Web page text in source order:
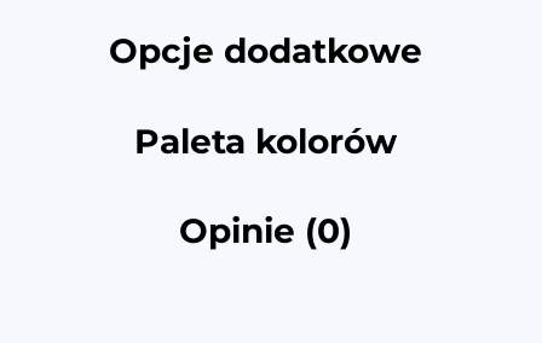
Opcje dodatkowe
Paleta kolorów
Opinie (0)